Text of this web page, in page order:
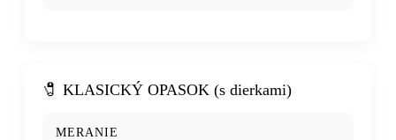
🧷 KLASICKÝ OPASOK (s dierkami)
MERANIE